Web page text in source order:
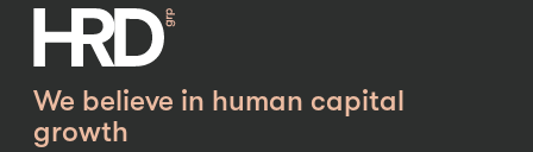
We believe in human capital
growth